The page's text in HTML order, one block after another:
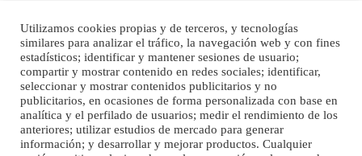
PERRO MACHO RAZA SHIBA CON MICROCHIP PERDIDO HOY 06/07/2025 ZONA
MESA Y LOPEZ. ES MUY ASUSTADIZO
Leales.org » Gran Canaria | 6.7.2025
Inicio Publicidad
Política de privacidad
Aviso Legal
Cláusula de Cookies
Enlaces de interés
Utilizamos cookies propias y de terceros, y tecnologías
similares para analizar el tráfico, la navegación web y con fines
estadísticos; identificar y mantener sesiones de usuario;
compartir y mostrar contenido en redes sociales; identificar,
seleccionar y mostrar contenidos publicitarios y no
publicitarios, en ocasiones de forma personalizada con base en
analítica y el perfilado de usuarios; medir el rendimiento de los
anteriores; utilizar estudios de mercado para generar
información; y desarrollar y mejorar productos. Cualquier